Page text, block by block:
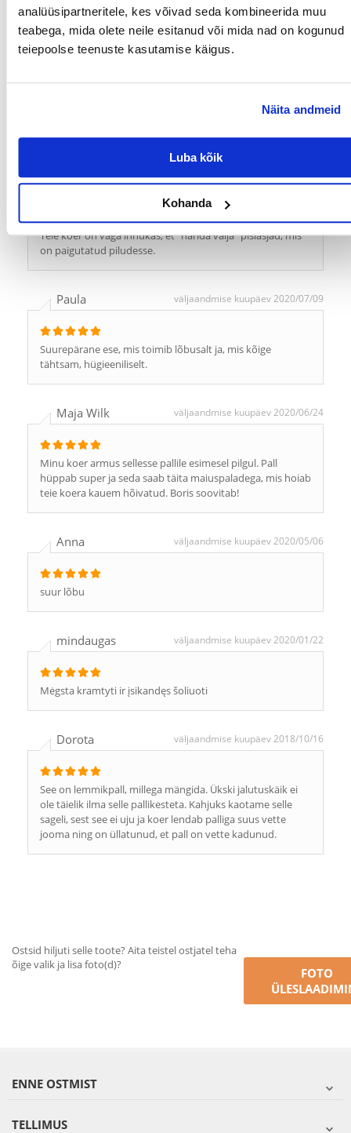
analüüsipartneritele, kes võivad seda kombineerida muu
teabega, mida olete neile esitanud või mida nad on kogunud
teiepoolse teenuste kasutamise käigus.
Näita andmeid
Luba kõik
Kohanda
lisaväärtuseks on meie koera hammaste puhastamine.
mindaugas väljaandmise kuupäev 2021/03/01
Suniukui labai patinka zaisti ir kramtyti.Manau neblogai
Pall teeb tegelikku lõbu ;)
Teie koer on väga innukas, et "närida välja" pisiasjad, mis
on paigutatud piludesse.
Paula väljaandmise kuupäev 2020/07/09
Suurepärane ese, mis toimib lõbusalt ja, mis kõige
tähtsam, hügieeniliselt.
Maja Wilk väljaandmise kuupäev 2020/06/24
Minu koer armus sellesse pallile esimesel pilgul. Pall
hüppab super ja seda saab täita maiuspaladega, mis hoiab
teie koera kauem hõivatud. Boris soovitab!
Anna väljaandmise kuupäev 2020/05/06
suur lõbu
mindaugas väljaandmise kuupäev 2020/01/22
Mėgsta kramtyti ir įsikandęs šoliuoti
Dorota väljaandmise kuupäev 2018/10/16
See on lemmikpall, millega mängida. Ükski jalutuskäik ei
ole täielik ilma selle pallikesteta. Kahjuks kaotame selle
sageli, sest see ei uju ja koer lendab palliga suus vette
jooma ning on üllatunud, et pall on vette kadunud.
Ostsid hiljuti selle toote? Aita teistel ostjatel teha
õige valik ja lisa foto(d)?
FOTO
ENNE OSTMIST
TELLIMUS